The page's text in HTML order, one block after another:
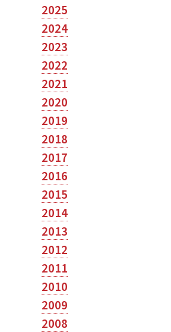
2025
2024
2023
2022
2021
2020
2019
2018
2017
2016
2015
2014
2013
2012
2011
2010
2009
2008